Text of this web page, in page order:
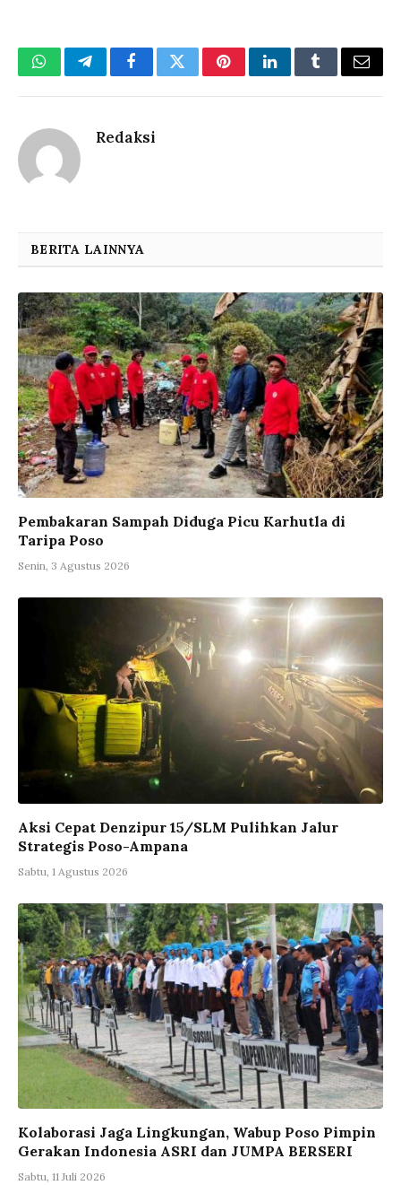
WhatsAppTelegramFacebookTwitterPinterestLinkedInTumblrEmail
Redaksi
BERITA LAINNYA
Pembakaran Sampah Diduga Picu Karhutla di
Taripa Poso
Senin, 3 Agustus 2026
Aksi Cepat Denzipur 15/SLM Pulihkan Jalur
Strategis Poso-Ampana
Sabtu, 1 Agustus 2026
Kolaborasi Jaga Lingkungan, Wabup Poso Pimpin
Gerakan Indonesia ASRI dan JUMPA BERSERI
Sabtu, 11 Juli 2026